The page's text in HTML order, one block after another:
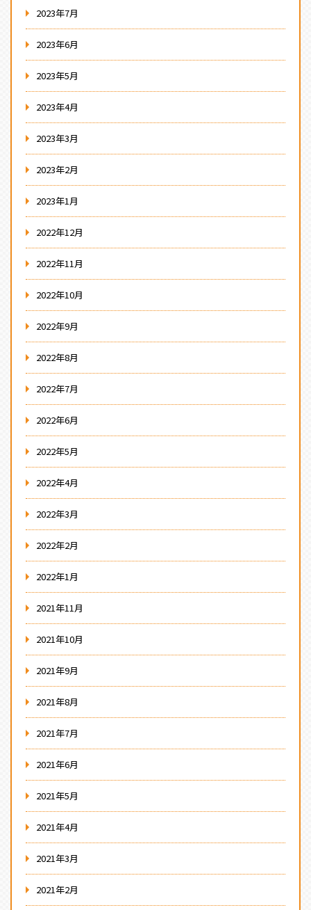
2023年7月
2023年6月
2023年5月
2023年4月
2023年3月
2023年2月
2023年1月
2022年12月
2022年11月
2022年10月
2022年9月
2022年8月
2022年7月
2022年6月
2022年5月
2022年4月
2022年3月
2022年2月
2022年1月
2021年11月
2021年10月
2021年9月
2021年8月
2021年7月
2021年6月
2021年5月
2021年4月
2021年3月
2021年2月